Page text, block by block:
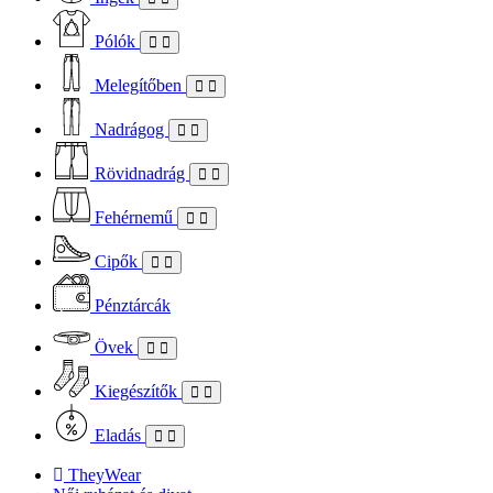
Pólók
Melegítőben
Nadrágog
Rövidnadrág
Fehérnemű
Cipők
Pénztárcák
Övek
Kiegészítők
Eladás
TheyWear